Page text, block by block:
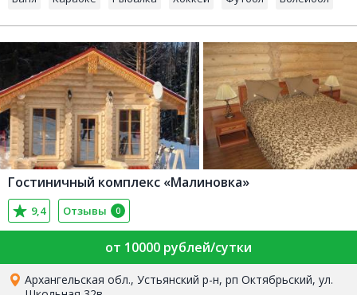
Гостиничный комплекс «Малиновка»
9,4 Отзывы 0
от 10000 рублей/сутки
Архангельская обл., Устьянский р-н, рп Октябрьский, ул.